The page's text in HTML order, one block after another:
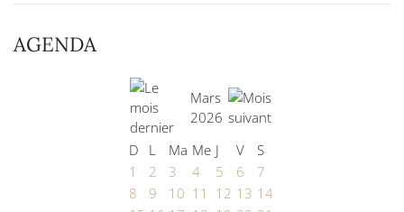
AGENDA
Mars
2026
D
L Ma Me J V
S
1
2 3 4 5 6
7
8
9 10 11 12 13 14